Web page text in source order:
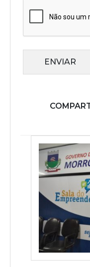
ENVIAR